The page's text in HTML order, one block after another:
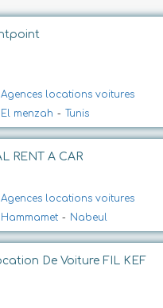
Agences locations voitures
El menzah - Tunis
RENT A CAR
Agences locations voitures
Hammamet - Nabeul
De Voiture FIL KEF